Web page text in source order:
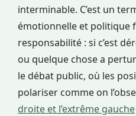
interminable. C’est un
émotionnelle et politique
responsabilité : si c’est
ou quelque chose a
le débat public, où les
polariser comme on
droite et l’extrême gauche